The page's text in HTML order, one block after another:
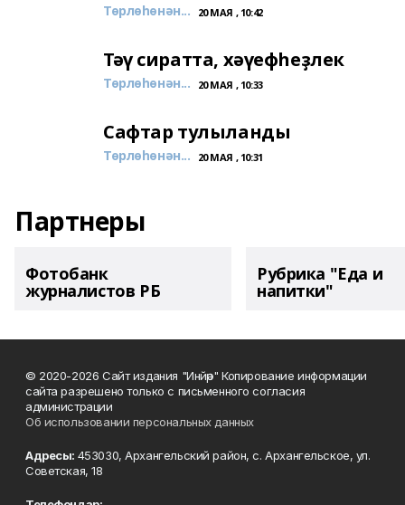
Төрлөһөнән... 20 МАЯ , 10:42
Тәү сиратта, хәүефһеҙлек
Төрлөһөнән... 20 МАЯ , 10:33
Сафтар тулыланды
Төрлөһөнән... 20 МАЯ , 10:31
Партнеры
Фотобанк
журналистов РБ
Рубрика "Еда и
напитки"
© 2020-2026 Сайт издания "Инйәр" Копирование информации
сайта разрешено только с письменного согласия
администрации
Об использовании персональных данных
Адресы: 453030, Архангельский район, с. Архангельское, ул.
Советская, 18